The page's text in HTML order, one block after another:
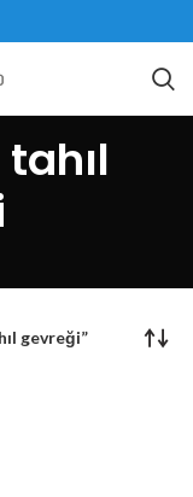
gevreği”